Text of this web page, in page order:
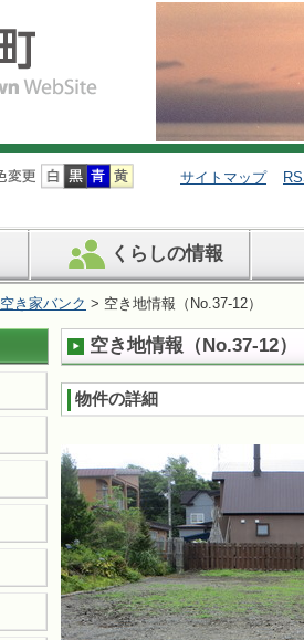
サイトマップ
くらしの情報
空き家バンク > 空き地情報（No.37-12）
空き地情報（No.37-12）
物件の詳細